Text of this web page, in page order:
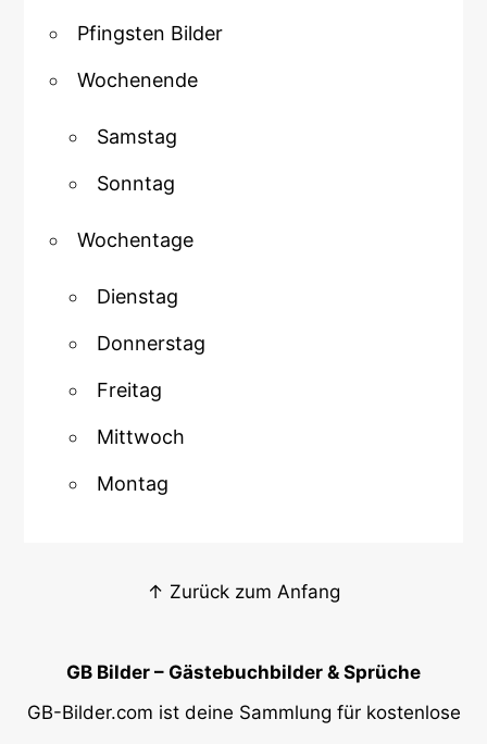
Pfingsten Bilder
Wochenende
Samstag
Sonntag
Wochentage
Dienstag
Donnerstag
Freitag
Mittwoch
Montag
↑ Zurück zum Anfang
GB Bilder – Gästebuchbilder & Sprüche
GB-Bilder.com ist deine Sammlung für kostenlose